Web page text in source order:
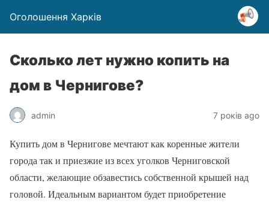
Оголошення Харків
Сколько лет нужно копить на
дом в Чернигове?
admin 7 років ago
Купить дом в Чернигове мечтают как коренные жители
города так и приезжие из всех уголков Черниговской
области, желающие обзавестись собственной крышей над
головой. Идеальным вариантом будет приобретение